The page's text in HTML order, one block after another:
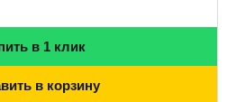
в 1 клик
в корзину